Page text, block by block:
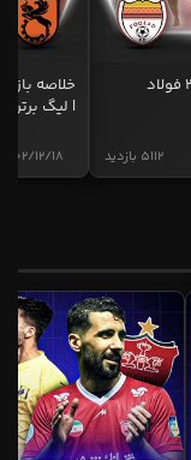
خلاصه بازی پرسپولیس 4-2 فولاد
5112 بازدید
| لیگ برتر
1402/12/18